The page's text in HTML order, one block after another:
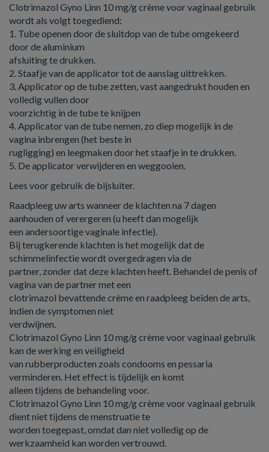
Clotrimazol Gyno Linn 10 mg/g crème voor vaginaal gebruik
wordt als volgt toegediend:
1. Tube openen door de sluitdop van de tube omgekeerd
door de aluminium
afsluiting te drukken.
2. Staafje van de applicator tot de aanslag uittrekken.
3. Applicator op de tube zetten, vast aangedrukt houden en
volledig vullen door
voorzichtig in de tube te knijpen
4. Applicator van de tube nemen, zo diep mogelijk in de
vagina inbrengen (het beste in
rugligging) en leegmaken door het staafje in te drukken.
5. De applicator verwijderen en weggooien.
Lees voor gebruik de bijsluiter.
Raadpleeg uw arts wanneer de klachten na 7 dagen
aanhouden of verergeren (u heeft dan mogelijk
een andersoortige vaginale infectie).
Bij terugkerende klachten is het mogelijk dat de
schimmelinfectie wordt overgedragen via de
partner, zonder dat deze klachten heeft. Behandel de penis of
vagina van de partner met een
clotrimazol bevattende crème en raadpleeg beiden de arts,
indien de symptomen niet
verdwijnen.
Clotrimazol Gyno Linn 10 mg/g crème voor vaginaal gebruik
kan de werking en veiligheid
van rubberproducten zoals condooms en pessaria
verminderen. Het effect is tijdelijk en komt
alleen tijdens de behandeling voor.
Clotrimazol Gyno Linn 10 mg/g crème voor vaginaal gebruik
dient niet tijdens de menstruatie te
worden toegepast, omdat dan niet volledig op de
werkzaamheid kan worden vertrouwd.